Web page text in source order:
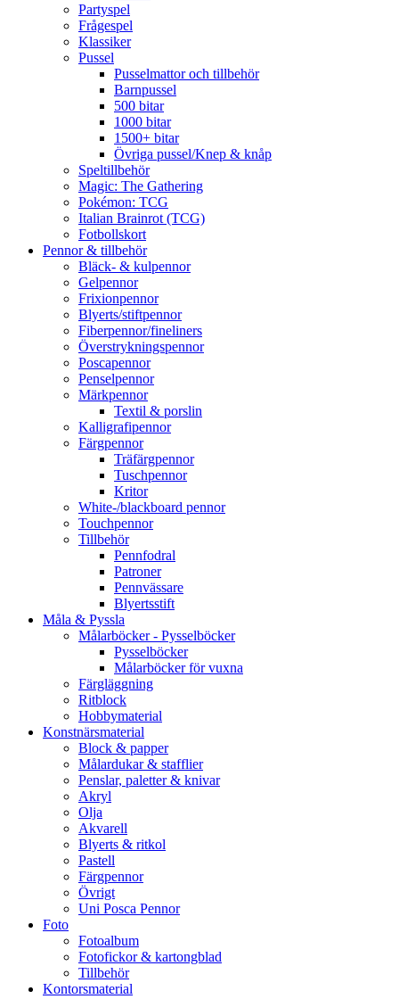
Partyspel
Frågespel
Klassiker
Pussel
Pusselmattor och tillbehör
Barnpussel
500 bitar
1000 bitar
1500+ bitar
Övriga pussel/Knep & knåp
Speltillbehör
Magic: The Gathering
Pokémon: TCG
Italian Brainrot (TCG)
Fotbollskort
Pennor & tillbehör
Bläck- & kulpennor
Gelpennor
Frixionpennor
Blyerts/stiftpennor
Fiberpennor/fineliners
Överstrykningspennor
Poscapennor
Penselpennor
Märkpennor
Textil & porslin
Kalligrafipennor
Färgpennor
Träfärgpennor
Tuschpennor
Kritor
White-/blackboard pennor
Touchpennor
Tillbehör
Pennfodral
Patroner
Pennvässare
Blyertsstift
Måla & Pyssla
Målarböcker - Pysselböcker
Pysselböcker
Målarböcker för vuxna
Färgläggning
Ritblock
Hobbymaterial
Konstnärsmaterial
Block & papper
Målardukar & stafflier
Penslar, paletter & knivar
Akryl
Olja
Akvarell
Blyerts & ritkol
Pastell
Färgpennor
Övrigt
Uni Posca Pennor
Foto
Fotoalbum
Fotofickor & kartongblad
Tillbehör
Kontorsmaterial